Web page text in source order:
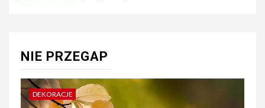
NIE PRZEGAP
DEKORACJE